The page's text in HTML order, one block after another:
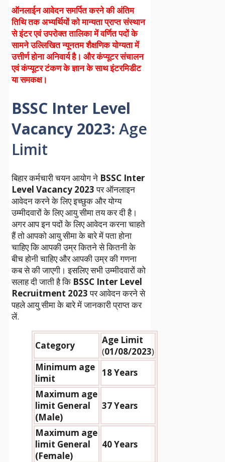
ऑनलाईन आवेदन समर्पित करने की अंतिम
तिथि तक अभ्यर्थियों को मान्यता प्राप्त संस्थान
से इंटर एवं उपरोक्त तालिका में वर्णित पदों के
सामने उल्लिखित न्यूनतम शैक्षणिक योग्यता में
उत्तीर्ण होना अनिवार्य है। और कंप्यूटर संचालन
एवं कंप्यूटर टंकण के ज्ञान के साथ इंटरमिडीट
या समकक्ष।
BSSC Inter Level
Vacancy 2023: Age
Limit
बिहार कर्मचारी चयन आयोग ने BSSC Inter
Level Vacancy 2023पर ऑनलाइन
आवेदन करने के लिए इच्छुक और योग्य
उम्मीदवारों के लिए आयु सीमा तय कर दी है।
अगर आप इन पदों के लिए आवेदन करना चाहते
हैं तो आपको आयु सीमा के बारे में पता होना
चाहिए कि आपकी उम्र कितने से कितनी के
बीच होनी चाहिए और आपकी उम्र की गणना
कब से की जाएगी। इसलिए सभी उम्मीदवारों को
सलाह दी जाती है कि BSSC Inter Level
Recruitment 2023पर आवेदन करने से
पहले आयु सीमा के बारे में जानकारी प्राप्त कर
लें.
Category
Age Limit
(01/08/2023)
Minimum age
limit
18 Years
Maximum age
limit General
(Male)
37 Years
Maximum age
limit General
(Female)
40 Years